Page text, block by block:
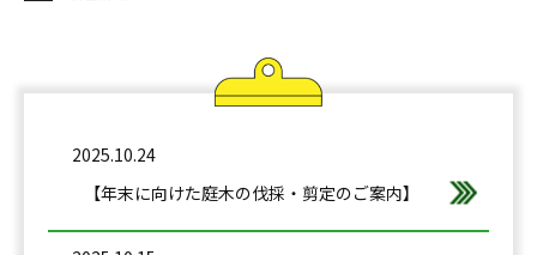
2025.10.24
【年末に向けた庭木の伐採・剪定のご案内】